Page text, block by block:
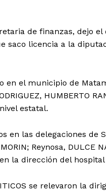
de finanzas, dejo el
saco licencia a la
en el municipio de
HUMBERTO
estatal.
en las delegaciones de
Reynosa, DULCE
en la dirección del
se relevaron la